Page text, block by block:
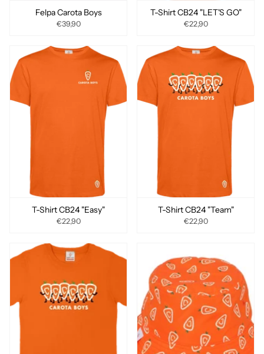
Felpa Carota Boys
€39,90
T-Shirt CB24 "LET'S GO"
€22,90
T-Shirt CB24 "Easy"
€22,90
T-Shirt CB24 "Team"
€22,90